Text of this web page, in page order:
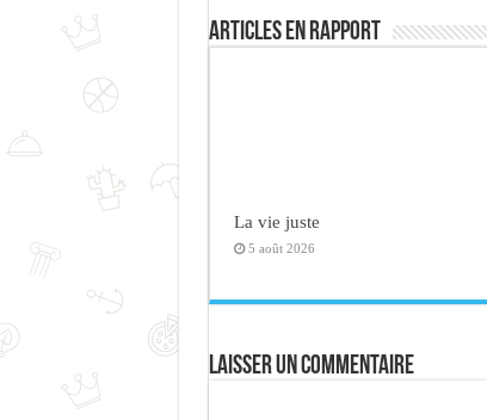
Articles en rapport
La vie juste
5 août 2026
Laisser un commentaire